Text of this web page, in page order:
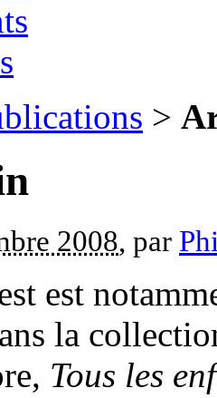
>
2008, par
est
la
Tous les